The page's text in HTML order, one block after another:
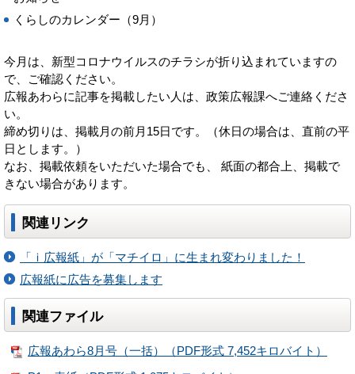
くらしのカレンダー（9月）
今月は、新型コロナウイルスのチラシが折り込まれていますの
で、ご確認ください。
広報あわらに記事を掲載したい人は、政策広報課へご連絡くださ
い。
締め切りは、掲載月の前月15日です。（休日の場合は、直前の平
日とします。）
なお、掲載依頼をいただいた場合でも、 紙面の都合上、掲載で
きない場合があります。
関連リンク
「ｉ広報紙」が「マチイロ」に生まれ変わりました！
広報紙に広告を募集します
関連ファイル
広報あわら8月号（一括）（PDF形式 7,452キロバイト）